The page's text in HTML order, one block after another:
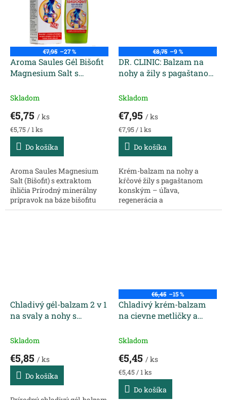
€7,95 –27 %
Aroma Saules Gél Bišofit
Magnesium Salt s
Skladom
€5,75 / ks
Jednotková
cena:
€5,75 / 1 ks
Do košíka
Aroma Saules Magnesium
Salt (Bišofit) s extraktom
ihličia Prírodný minerálny
prípravok na báze bišofitu
(horčíková soľ) obohatený o
€8,75 –9 %
DR. CLINIC: Balzam na
nohy a žily s pagaštanom
Skladom
€7,95 / ks
Jednotková
cena:
€7,95 / 1 ks
Do košíka
Krém-balzam na nohy a
kŕčové žily s pagaštanom
konským – úľava,
regenerácia a
osvieženie. Prírodný krém-
Chladivý gél-balzam 2 v 1
na svaly a nohy s
HERBAL TRADITIONS
Skladom
€5,85 / ks
Do košíka
€6,45 –15 %
Chladivý krém-balzam
na cievne metličky a
Venotonik 75 ml
Skladom
€5,45 / ks
Jednotková
cena:
€5,45 / 1 ks
Do košíka